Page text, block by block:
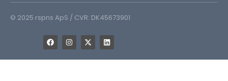
© 2025 rspns ApS / CVR: DK45673901